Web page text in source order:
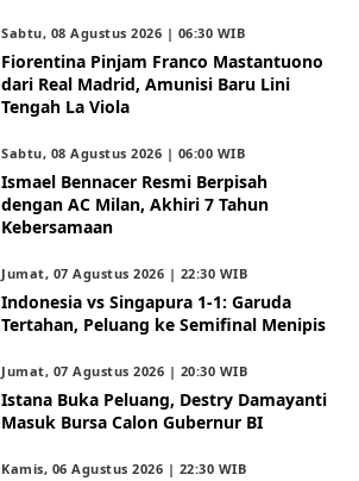
Sabtu, 08 Agustus 2026 | 06:30 WIB
Fiorentina Pinjam Franco Mastantuono
dari Real Madrid, Amunisi Baru Lini
Tengah La Viola
Sabtu, 08 Agustus 2026 | 06:00 WIB
Ismael Bennacer Resmi Berpisah
dengan AC Milan, Akhiri 7 Tahun
Kebersamaan
Jumat, 07 Agustus 2026 | 22:30 WIB
Indonesia vs Singapura 1-1: Garuda
Tertahan, Peluang ke Semifinal Menipis
Jumat, 07 Agustus 2026 | 20:30 WIB
Istana Buka Peluang, Destry Damayanti
Masuk Bursa Calon Gubernur BI
Kamis, 06 Agustus 2026 | 22:30 WIB